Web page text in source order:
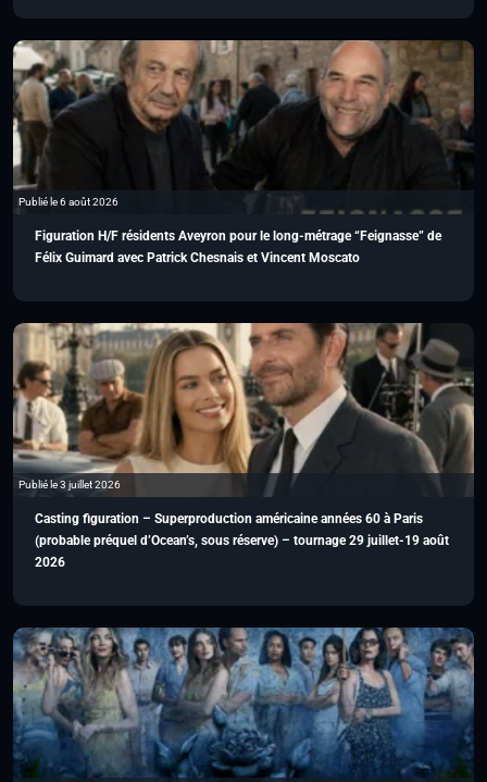
Publié le 6 août 2026
Figuration H/F résidents Aveyron pour le long-métrage “Feignasse” de
Félix Guimard avec Patrick Chesnais et Vincent Moscato
Publié le 3 juillet 2026
Casting figuration – Superproduction américaine années 60 à Paris
(probable préquel d’Ocean’s, sous réserve) – tournage 29 juillet-19 août
2026